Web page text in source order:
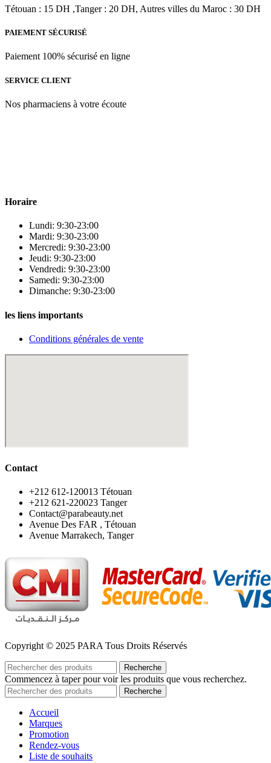
د.م.468.00.
Tétouan : 15 DH ,Tanger : 20 DH, Autres villes du Maroc : 30 DH
PAIEMENT SÉCURISÉ
Paiement 100% sécurisé en ligne
SERVICE CLIENT
Nos pharmaciens à votre écoute
Horaire
Lundi: 9:30-23:00
Mardi: 9:30-23:00
Mercredi: 9:30-23:00
Jeudi: 9:30-23:00
Vendredi: 9:30-23:00
Samedi: 9:30-23:00
Dimanche: 9:30-23:00
les liens importants
Conditions générales de vente
Contact
‪+212 612-120013 Tétouan
‪+212 621-220023 Tanger
Contact@parabeauty.net
Avenue Des FAR , Tétouan
Avenue Marrakech, Tanger
Copyright © 2025 PARA Tous Droits Réservés
Recherche
Commencez à taper pour voir les produits que vous recherchez.
Recherche
Accueil
Marques
Promotion
Rendez-vous
Liste de souhaits